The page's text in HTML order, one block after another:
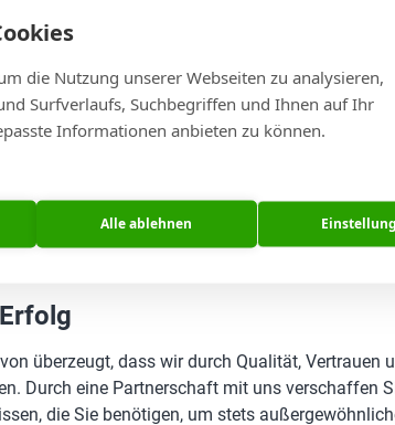
Partner, der sich für Ihren Erfolg einsetzt.
zur Optimierung Ihrer Designs und zur
, die Ihnen hilft, Herausforderungen zu
überzeugt, dass wir durch Qualität, Vertrauen
Durch eine Partnerschaft mit uns verschaffen
die Sie benötigen, um stets
die Nutzung unserer Webseiten zu analysieren,
Surfverlaufs, Suchbegriffen und Ihnen auf Ihr
Informationen anbieten zu können.
Alle ablehnen